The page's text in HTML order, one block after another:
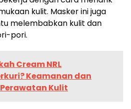
kulit. Masker ini juga
melembabkan kulit dan
pori.
Cream NRL
Keamanan dan
Kulit